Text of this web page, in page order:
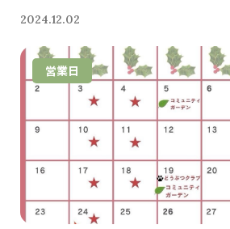
2024.12.02
営業日